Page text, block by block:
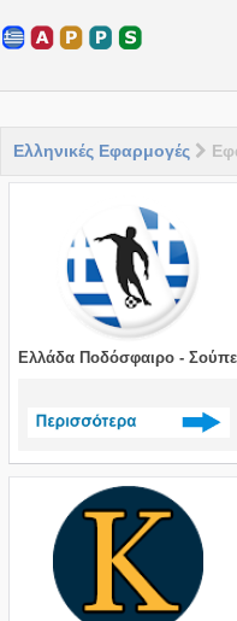
Ελληνικές Εφαρμογές
Ελλάδα Ποδόσφαιρο -
Δείτε περισσότερα >